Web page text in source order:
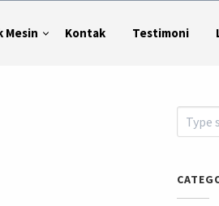
Mesin Kontak Testimoni